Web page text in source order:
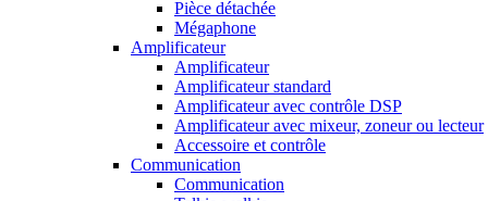
Pièce détachée
Mégaphone
Amplificateur
Amplificateur
Amplificateur standard
Amplificateur avec contrôle DSP
Amplificateur avec mixeur, zoneur ou lecteur
Accessoire et contrôle
Communication
Communication